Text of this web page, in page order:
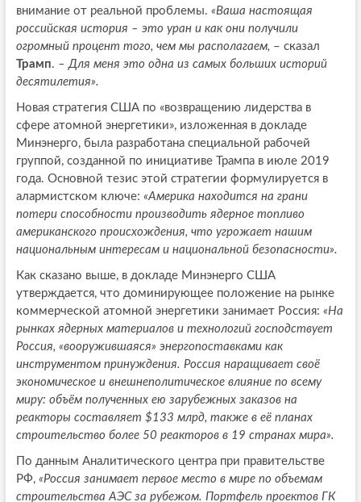
внимание от реальной проблемы. «Ваша настоящая
российская история – это уран и как они получили
огромный процент того, чем мы располагаем, – сказал
Трамп. – Для меня это одна из самых больших историй
десятилетия».
Новая стратегия США по «возвращению лидерства в
сфере атомной энергетики», изложенная в докладе
Минэнерго, была разработана специальной рабочей
группой, созданной по инициативе Трампа в июле 2019
года. Основной тезис этой стратегии формулируется в
алармистском ключе: «Америка находится на грани
потери способности производить ядерное топливо
американского происхождения, что угрожает нашим
национальным интересам и национальной безопасности».
Как сказано выше, в докладе Минэнерго США
утверждается, что доминирующее положение на рынке
коммерческой атомной энергетики занимает Россия: «На
рынках ядерных материалов и технологий господствует
Россия, «вооружившаяся» энергопоставками как
инструментом принуждения. Россия наращивает своё
экономическое и внешнеполитическое влияние по всему
миру: объём полученных ею зарубежных заказов на
реакторы составляет $133 млрд, также в её планах
строительство более 50 реакторов в 19 странах мира».
По данным Аналитического центра при правительстве
РФ, «Россия занимает первое место в мире по объемам
строительства АЭС за рубежом. Портфель проектов ГК